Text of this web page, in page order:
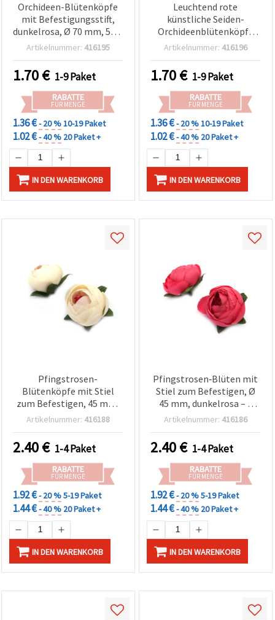
Orchideen-Blütenköpfe
mit Befestigungsstift,
dunkelrosa, Ø 70 mm, 5er-
Pack
Artikelnummer: 416195
1.70€ 1-9 Paket
RABATTE
FÜR MENGE
1.36 €- 20 %10-19 Paket
1.02 €- 40 % 20 Paket +
IN DEN WARENKORB
Leuchtend rote
künstliche Seiden-
Orchideenblütenköpfe
mit Befestigungsstift, 70
Floristik & Deko
Artikelnummer: 416196
1.70€ 1-9 Paket
RABATTE
FÜR MENGE
1.36 €- 20 %10-19 Paket
1.02 €- 40 % 20 Paket +
IN DEN WARENKORB
Pfingstrosen-
Blütenköpfe mit Stiel
zum Befestigen, 45 mm,
in Champagnerfarbe – 5
Floristik)
Artikelnummer: 416188
2.40€ 1-4 Paket
RABATTE
FÜR MENGE
1.92 €- 20 %5-19 Paket
1.44 €- 40 % 20 Paket +
IN DEN WARENKORB
Pfingstrosen‑Blüten mit
Stiel zum Befestigen, Ø
45 mm, dunkelrosa – 5
Stück
Artikelnummer: 416186
2.40€ 1-4 Paket
RABATTE
FÜR MENGE
1.92 €- 20 %5-19 Paket
1.44 €- 40 % 20 Paket +
IN DEN WARENKORB